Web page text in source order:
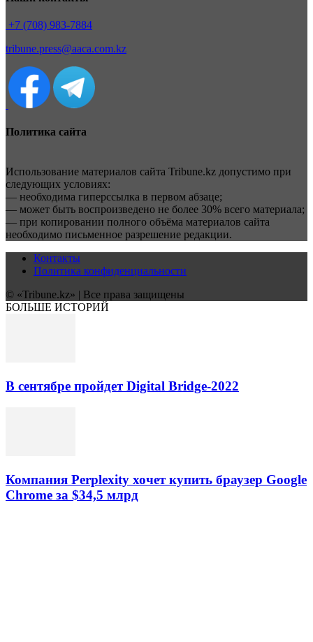
+7 (708) 983-7884
tribune.press@aaca.com.kz
Политика сайта
Использование материалов сайта Tribune.kz допустимо при
следующих условиях:
— необходима гиперссылка в первом абзаце;
— может быть воспроизведено не более 30% всего материала;
— при копировании полного объёма материалов сайта
необходимо письменное разрешение редакции.
Контакты
Политика конфиденциальности
© «Tribune.kz» | Все права защищены
БОЛЬШЕ ИСТОРИЙ
В сентябре пройдет Digital Bridge-2022
Компания Perplexity хочет купить браузер Google
Chrome за $34,5 млрд